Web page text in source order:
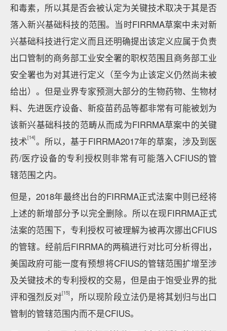
和毒素，所以其是否会被认定为关键技术取决于其是否
落入新兴基础科技的范围。当时FIRRMA草案中未对新
兴基础科技进行定义而且还明确提出该定义应属于负责
出口管制的商务部工业安全署的职权范围且商务部工业
安全署也为对其进行定义（至今为止该定义仍然尚未被
给出）。但是业界专家预测大部分的生物药物、生物材
料、先进医疗设备、新疫苗药品等都非常有可能被划为
该新兴基础科技的范畴从而成为FIRRMA草案中的关键
技术[14]。所以，基于FIRRMA2017年的草案，涉及到医
药/医疗设备的专利授权则非常有可能落入CFIUS的管
辖范围之内。
但是，2018年最终出台的FIRRMA正式法案中则已经将
上述的新增部分予以完全删除。所以在现FIRRMA正式
法案的范围下，专利授权可被理解为被再次挪出CFIUS
的管辖。经前后FIRRMA的两稿进行对比可分析得出，
美国政府可能一度有预想将CFIUS的管辖范围扩增至涉
及关键技术的专利授权的交易，但是由于饱受业界的批
评和强烈反对[15] ，所以现阶段立法仍是将其划归与出口
管制的管辖范围内而不是CFIUS。